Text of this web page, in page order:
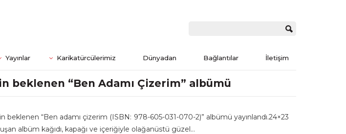
Yayınlar Karikatürcülerimiz Dünyadan Bağlantılar İletişim
beklenen “Ben Adamı Çizerim” albümü
beklenen “Ben adamı çizerim (ISBN: 978-605-031-070-2)” albümü yayınlandı.24×23
albüm kağıdı, kapağı ve içeriğiyle olağanüstü güzel…